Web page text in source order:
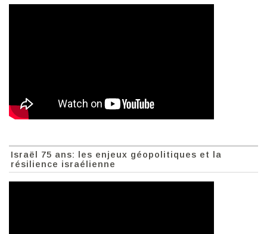
Israël 75 ans: les enjeux géopolitiques et la
résilience israélienne